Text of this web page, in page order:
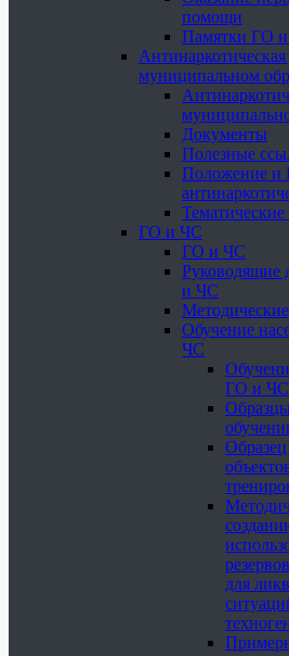
помощи
Памятки ГО
Антинаркотическая
муниципальном
Документы
Полезные
Положение и
ГО и ЧС
ГО и ЧС
Руководящие
и ЧС
Обучение
ЧС
ГО и ЧС
для